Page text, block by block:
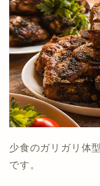
少食のガリガリ体
です。